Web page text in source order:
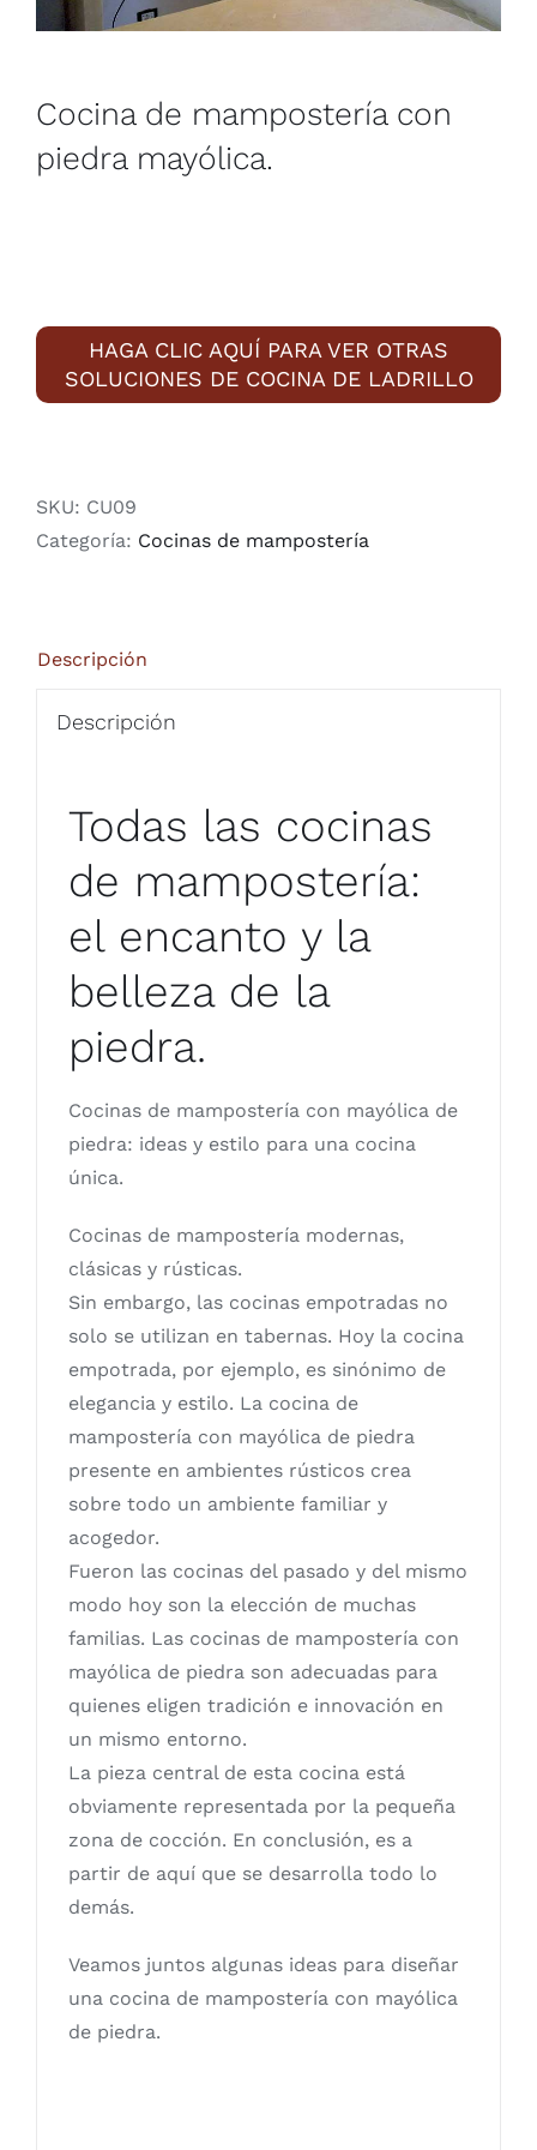
Cocina de mampostería con
piedra mayólica.
HAGA CLIC AQUÍ PARA VER OTRAS
SOLUCIONES DE COCINA DE LADRILLO
SKU: CU09
Categoría: Cocinas de mampostería
Descripción
Descripción
Todas las cocinas
de mampostería:
el encanto y la
belleza de la
piedra.
Cocinas de mampostería con mayólica de
piedra: ideas y estilo para una cocina
única.
Cocinas de mampostería modernas,
clásicas y rústicas.
Sin embargo, las cocinas empotradas no
solo se utilizan en tabernas. Hoy la cocina
empotrada, por ejemplo, es sinónimo de
elegancia y estilo. La cocina de
mampostería con mayólica de piedra
presente en ambientes rústicos crea
sobre todo un ambiente familiar y
acogedor.
Fueron las cocinas del pasado y del mismo
modo hoy son la elección de muchas
familias. Las cocinas de mampostería con
mayólica de piedra son adecuadas para
quienes eligen tradición e innovación en
un mismo entorno.
La pieza central de esta cocina está
obviamente representada por la pequeña
zona de cocción. En conclusión, es a
partir de aquí que se desarrolla todo lo
demás.
Veamos juntos algunas ideas para diseñar
una cocina de mampostería con mayólica
de piedra.